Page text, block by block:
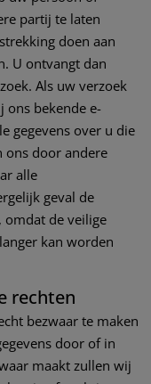
partij te laten
doen aan
U ontvangt dan
Als uw verzoek
bekende e-
gegevens over u die
ons door andere
alle
geval de
omdat de veilige
kan worden
rechten
bezwaar te maken
door of in
maakt zullen wij